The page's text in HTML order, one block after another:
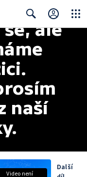
Searchale
naší
Video není
Další